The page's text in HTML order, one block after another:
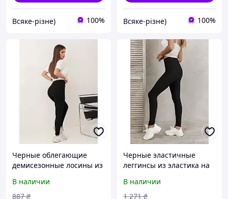
Всяке-різне) 100% Всяке-різне) 100%
Черные облегающие
демисезонные лосины из
небольшим начесом
В наличии
887 ₴
Черные эластичные
леггинсы из эластика на
высоким утягивающим
корсетом с ребрами
В наличии
1 271 ₴